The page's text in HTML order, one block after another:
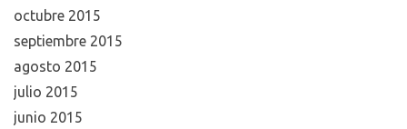
octubre 2015
septiembre 2015
agosto 2015
julio 2015
junio 2015